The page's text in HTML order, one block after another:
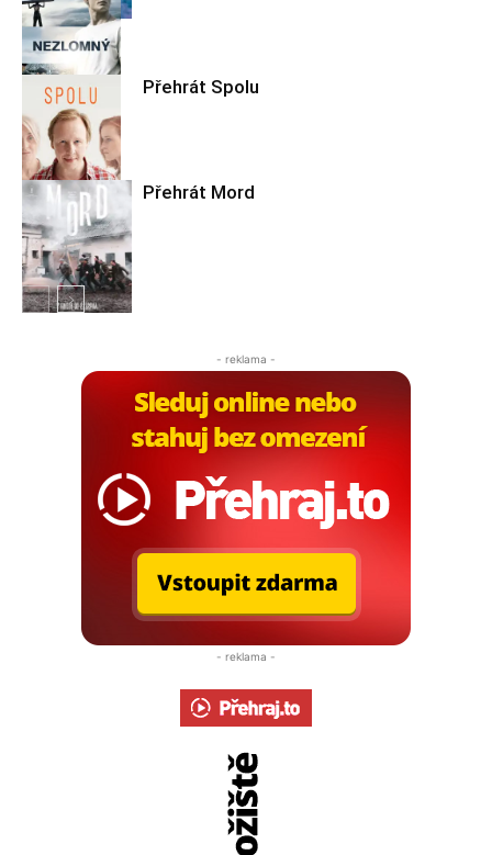
Filmové nebe
Filmové nebe
Filmové nebe
Přehrát Spolu
Přehrát Mord
- reklama -
- reklama -